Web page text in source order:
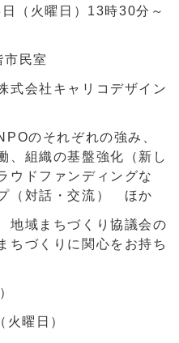
（火曜日）13時30分～
民室
会社キャリコデザイン
のそれぞれの強み、
、組織の基盤強化（新し
ウドファンディングな
（対話・交流） ほか
域まちづくり協議会の
ちづくりに関心をお持ち
曜日）